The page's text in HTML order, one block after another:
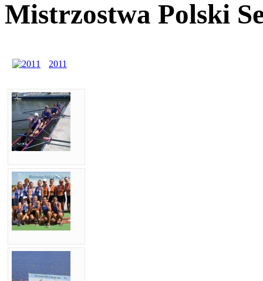
Mistrzostwa Polski
2011